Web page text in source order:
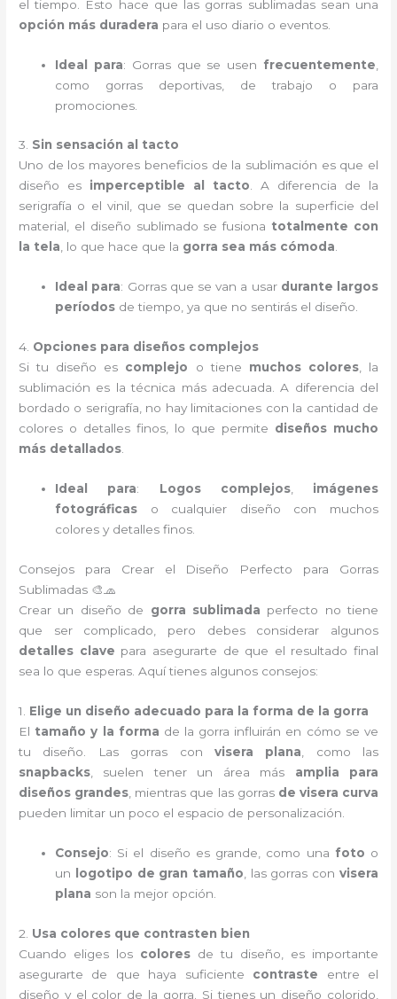
el tiempo. Esto hace que las gorras sublimadas sean una
opción más duradera para el uso diario o eventos.
Ideal para: Gorras que se usen frecuentemente
como gorras deportivas, de trabajo o para
promociones.
3. Sin sensación al tacto
Uno de los mayores beneficios de la sublimación es que el
diseño es imperceptible al tacto. A diferencia de la
serigrafía o el vinil, que se quedan sobre la superficie del
material, el diseño sublimado se fusiona totalmente con
la tela, lo que hace que la gorra sea más cómoda.
Ideal para: Gorras que se van a usar durante largos
períodos de tiempo, ya que no sentirás el diseño.
4. Opciones para diseños complejos
Si tu diseño es complejo o tiene muchos colores, la
sublimación es la técnica más adecuada. A diferencia del
bordado o serigrafía, no hay limitaciones con la cantidad de
colores o detalles finos, lo que permite diseños mucho
más detallados
Ideal para: Logos complejos, imágenes
fotográficas o cualquier diseño con muchos
colores y detalles finos.
Consejos para Crear el Diseño Perfecto para Gorras
Sublimadas 🎨🧢
Crear un diseño de gorra sublimada perfecto no tiene
que ser complicado, pero debes considerar algunos
detalles clave para asegurarte de que el resultado final
sea lo que esperas. Aquí tienes algunos consejos:
1. Elige un diseño adecuado para la forma de la gorra
El tamaño y la forma de la gorra influirán en cómo se ve
tu diseño. Las gorras con visera plana , como las
snapbacks , suelen tener un área más amplia para
diseños grandes , mientras que las gorras de visera curva
pueden limitar un poco el espacio de personalización.
Consejo: Si el diseño es grande, como una foto o
un
logotipo de gran tamaño , las gorras con visera
plana son la mejor opción.
2. Usa colores que contrasten bien
Cuando eliges los colores de tu diseño, es importante
asegurarte de que haya suficiente contraste entre el
diseño y el color de la gorra. Si tienes un diseño colorido,